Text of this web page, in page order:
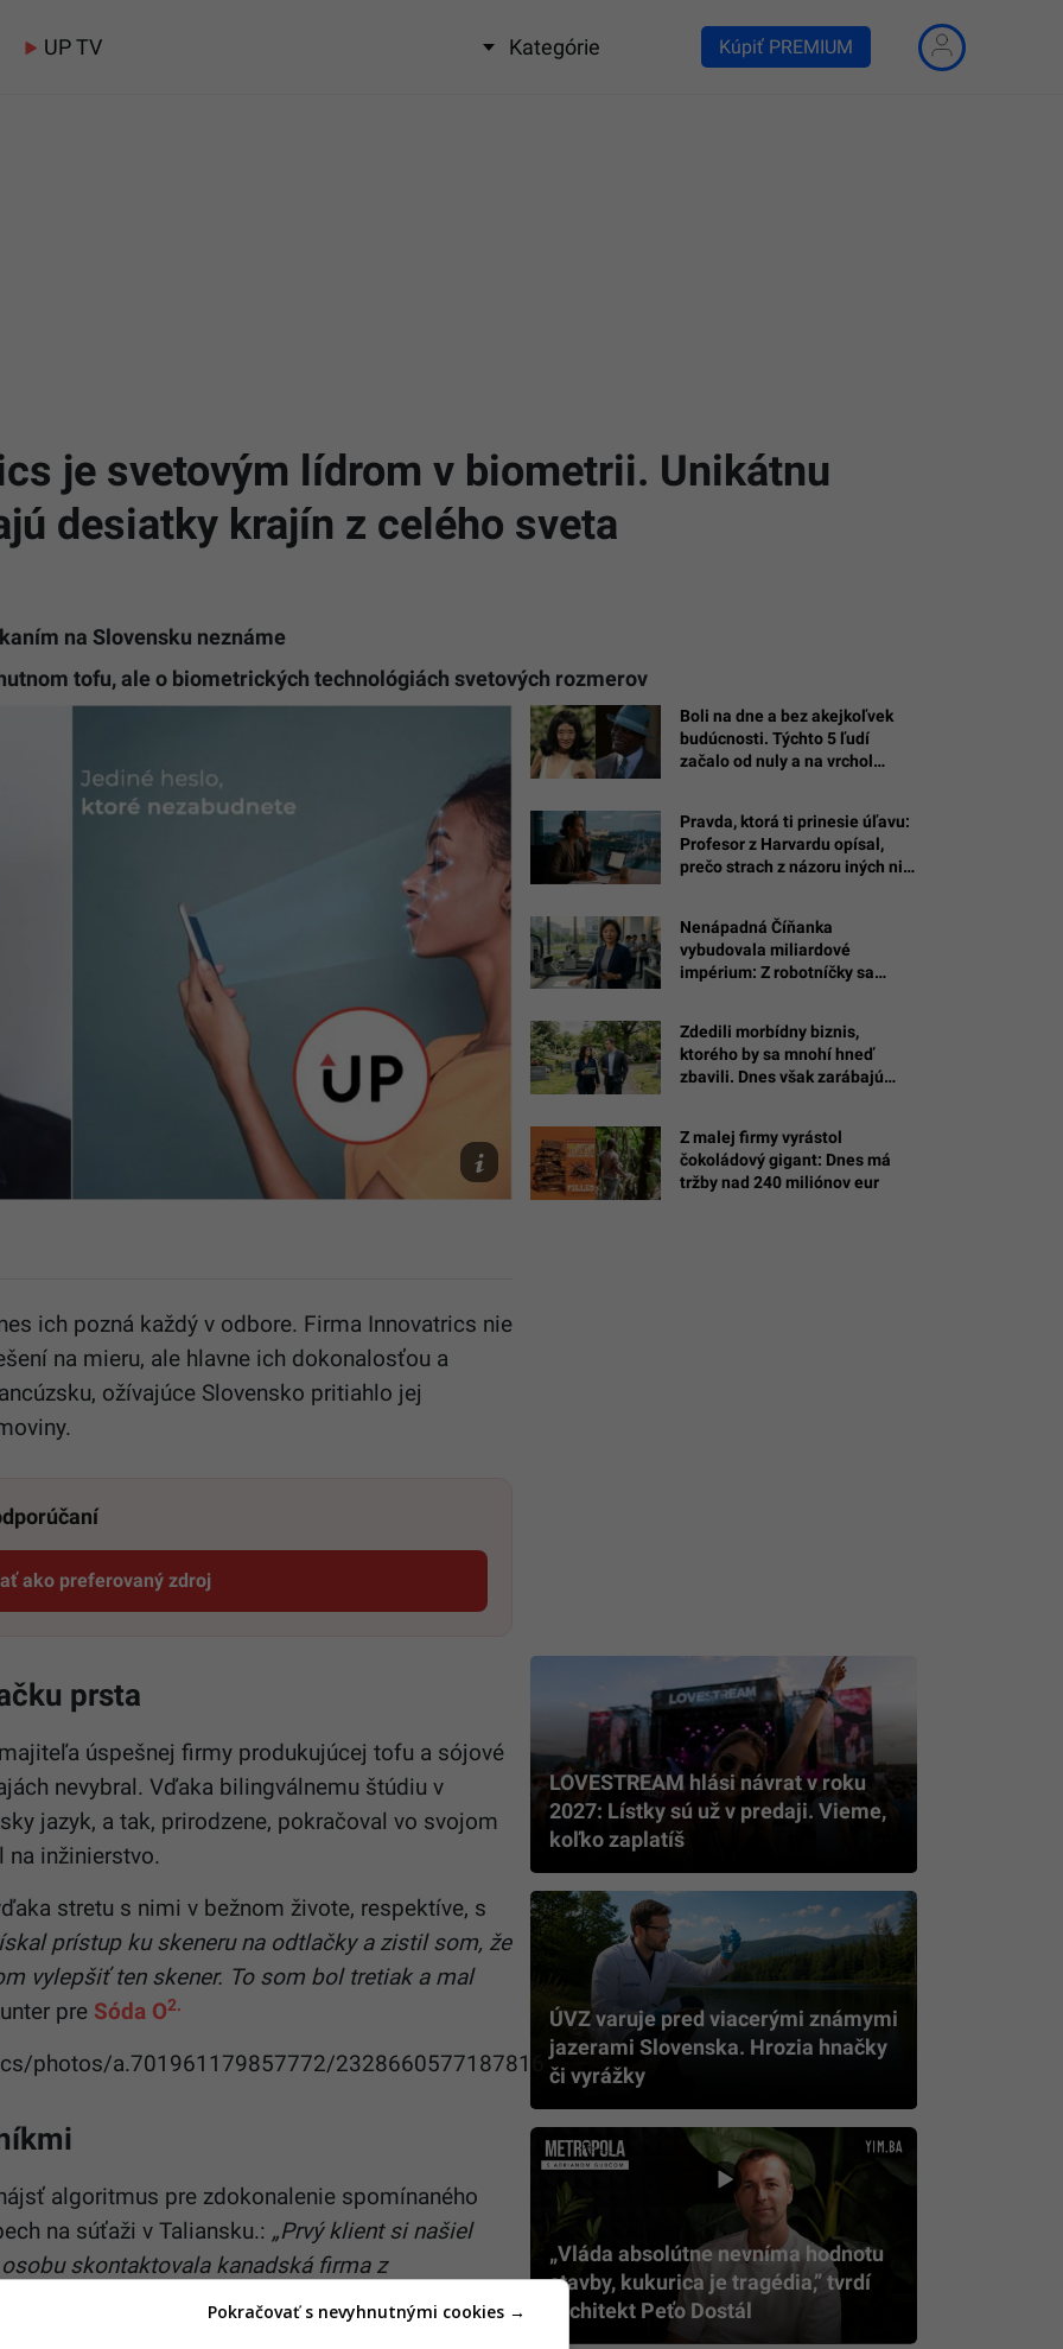
UP TV Kategórie Kúpiť PREMIUM
je svetovým lídrom v biometrii. Unikátnu
desiatky krajín z celého sveta
na Slovensku neznáme
tofu, ale o biometrických technológiách svetových rozmerov
Careers/Innovatrics,
Facebook/Innovatrics
ich pozná každý v odbore. Firma Innovatrics nie
na mieru, ale hlavne ich dokonalosťou a
ožívajúce Slovensko pritiahlo jej
ako preferovaný zdroj
Startitup, odkaz sa otvorí v novom okne
prsta
úspešnej firmy produkujúcej tofu a sójové
nevybral. Vďaka bilingválnemu štúdiu v
jazyk, a tak, prirodzene, pokračoval vo svojom
na inžinierstvo.
stretu s nimi v bežnom živote, respektíve, s
prístup ku skeneru na odtlačky a zistil som, že
vylepšiť ten skener. To som bol tretiak a mal
pre Sóda O2.
photos/a.701961179857772/2328660577187816
algoritmus pre zdokonalenie spomínaného
na súťaži v Taliansku.: „Prvý klient si našiel
skontaktovala kanadská firma z
som sa zúčastnil ako súkromná osoba.
som im možnosť licencovania softvéru
Boli na dne a bez akejkoľvek
budúcnosti. Týchto 5 ľudí
začalo od nuly a na vrchol
Pravda, ktorá ti prinesie úľavu:
Profesor z Harvardu opísal,
prečo strach z názoru iných ničí
Nenápadná Číňanka
vybudovala miliardové
impérium: Z robotníčky sa
Zdedili morbídny biznis,
ktorého by sa mnohí hneď
zbavili. Dnes však zarábajú
Z malej firmy vyrástol
čokoládový gigant: Dnes má
tržby nad 240 miliónov eur
LOVESTREAM hlási návrat v roku
2027: Lístky sú už v predaji. Vieme,
koľko zaplatíš
ÚVZ varuje pred viacerými známymi
jazerami Slovenska. Hrozia hnačky
či vyrážky
„Vláda absolútne nevníma hodnotu
stavby, kukurica je tragédia,” tvrdí
architekt Peťo Dostál
Pokračovať s nevyhnutnými cookies →